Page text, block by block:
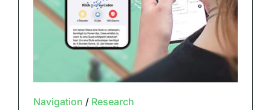
Navigation / Research